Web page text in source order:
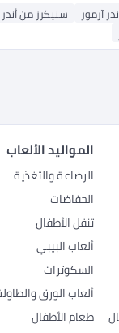
آرمور سنيكرز من أندر
المواليد الألعاب
الرضاعة والتغذية
الحفاضات
تنقل الأطفال
ألعاب البيبي
السكوترات
ألعاب الورق
طعام الأطفال